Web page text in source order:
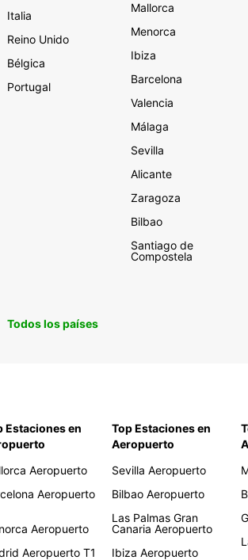
Italia
Reino Unido
Bélgica
Portugal
Mallorca
Menorca
Ibiza
Barcelona
Valencia
Málaga
Sevilla
Alicante
Zaragoza
Bilbao
Santiago de
Compostela
Todos los países
Estaciones en
Aeropuerto
Aeropuerto
Aeropuerto
Aeropuerto T1
Top Estaciones en
Aeropuerto
Sevilla Aeropuerto
Bilbao Aeropuerto
Las Palmas Gran
Canaria Aeropuerto
Ibiza Aeropuerto